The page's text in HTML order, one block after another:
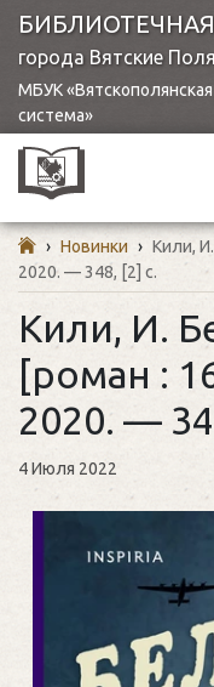
города Вятские
МБУК
система»
› Новинки › Кили,
2020. — 348, [2] с.
Кили, И.
[роман :
2020. —
4 Июля 2022